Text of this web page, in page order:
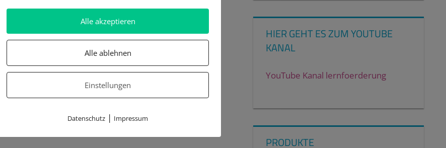
HIER GEHT ES ZUM YOUTUBE
KANAL
YouTube Kanal lernfoerderung
PRODUKTE
Alle akzeptieren
Alle ablehnen
Einstellungen
Datenschutz | Impressum